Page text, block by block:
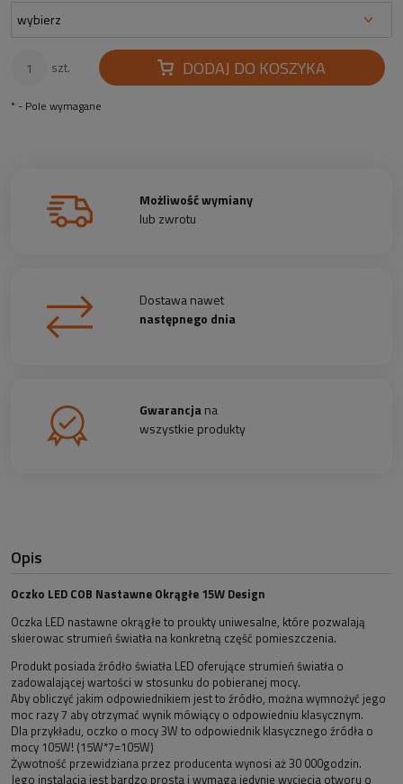
szt. DODAJ DO KOSZYKA
* - Pole wymagane
Możliwość wymiany
lub zwrotu
Dostawa nawet
następnego dnia
Gwarancjana
wszystkie produkty
Opis
Oczko LED COB Nastawne Okrągłe 15W Design
Oczka LED nastawne okrągłe to proukty uniwesalne, które pozwalają
skierowac strumień światła na konkretną część pomieszczenia.
Produkt posiada źródło światła LED oferujące strumień światła o
zadowalającej wartości w stosunku do pobieranej mocy.
Aby obliczyć jakim odpowiednikiem jest to źródło, można wymnożyć jego
moc razy 7 aby otrzymać wynik mówiący o odpowiedniu klasycznym.
Dla przykładu, oczko o mocy 3W to odpowiednik klasycznego źródła o
mocy 105W! (15W*7=105W)
Żywotność przewidziana przez producenta wynosi aż 30 000godzin.
Jego instalacja jest bardzo prosta i wymaga jedynie wycięcia otworu o